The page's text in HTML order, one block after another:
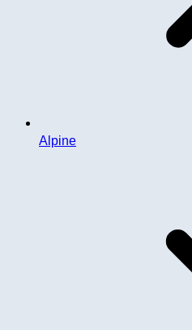
Alpine